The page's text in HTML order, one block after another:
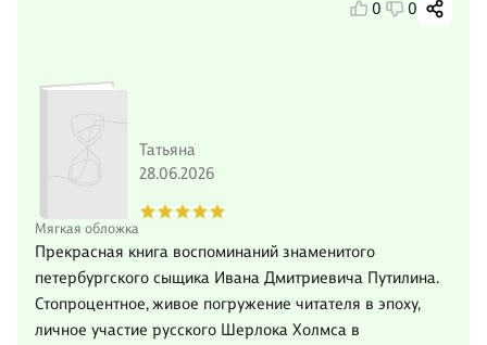
0 0
Мягкая обложка
Татьяна
28.06.2026
Прекрасная книга воспоминаний знаменитого
петербургского сыщика Ивана Дмитриевича Путилина.
Стопроцентное, живое погружение читателя в эпоху,
личное участие русского Шерлока Холмса в